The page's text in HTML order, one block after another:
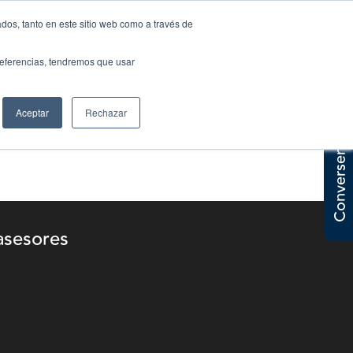
tanto en este sitio web como a través de
tendremos que usar
Aceptar Rechazar
Conversemos